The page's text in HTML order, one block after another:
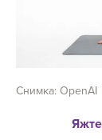
Снимка: OpenAI